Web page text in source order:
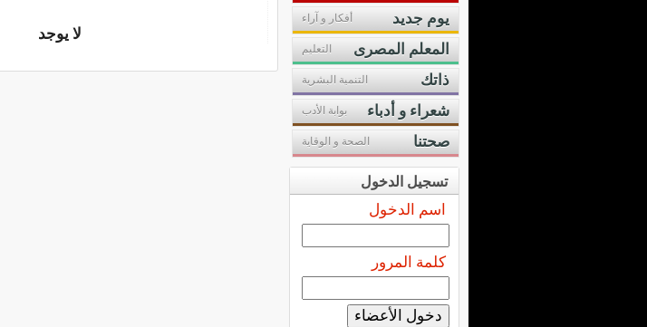
لا يوجد
يوم جديد أفكار و آراء
المعلم المصرى التعليم
ذاتك التنمية البشرية
شعراء و أدباء بوابة الأدب
صحتنا الصحة و الوقاية
تسجيل الدخول
اسم الدخول
كلمة المرور